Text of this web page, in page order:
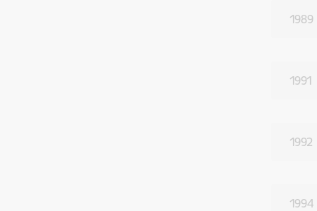
1989
1991
1992
1994